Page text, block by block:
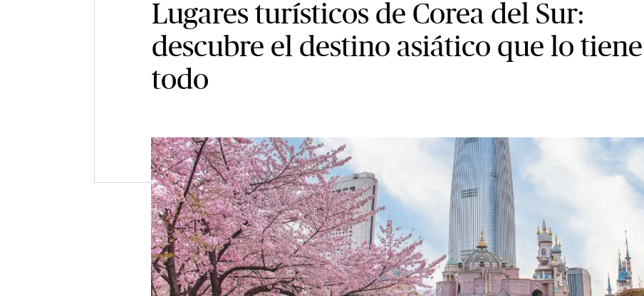
Lugares turísticos de Corea del Sur:
descubre el destino asiático que lo tiene
todo